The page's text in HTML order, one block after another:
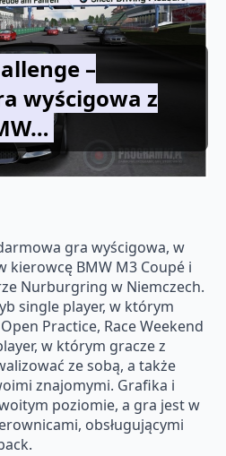
–
wyścigowa z
gra wyścigowa, w
kierowcę BMW M3 Coupé i
Nurburgring w Niemczech.
single player, w którym
Practice, Race Weekend
w którym gracze z
ze sobą, a także
znajomymi. Grafika i
poziomie, a gra jest w
obsługującymi